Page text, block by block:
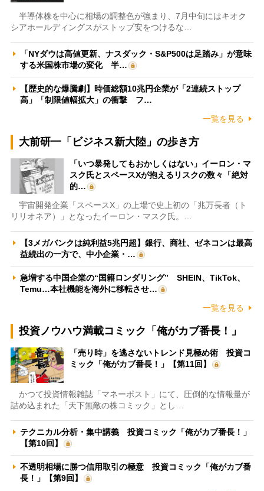
半導体株を中心に相場の調整色が強まり、7月中旬にはキオク
シアホールディングスがストップ安をつけるな…
「NYダウは高値更新、ナスダック・S&P500は足踏み」が意味
する米国株市場の変化 半…
【歴史的な爆騰劇】時価総額10兆円企業が「2連続ストップ
高」「制限値幅拡大」の衝撃 フ…
一覧を見る
大前研一「ビジネス新大陸」の歩き方
「いつ暴発してもおかしくはない」イーロン・マ
スク氏とスペースXが抱えるリスクの数々「絶対
的…
宇宙開発企業「スペースX」の上場で史上初の「兆万長者（ト
リリオネア）」となったイーロン・マスク氏。…
【3メガバンクは純利益5兆円超】銀行、商社、ゼネコンは最高
益続出の一方で、中小企業・…
急増する中国企業の“国籍ロンダリング” SHEIN、TikTok、
Temu…本社機能を海外に移転させ…
一覧を見る
投資ノウハウ満載コミック「俺がカブ番長！」
「売り時」を逃さないトレンド見極め術 投資コ
ミック「俺がカブ番長！」【第11回】
かつて投資情報雑誌「マネーポスト」にて、圧倒的な情報量が
詰め込まれた「天下無敵の株コミック」とし…
テクニカル分析・集中講義 投資コミック「俺がカブ番長！」
【第10回】
不透明相場に勝つ信用取引の極意 投資コミック「俺がカブ番
長！」【第9回】